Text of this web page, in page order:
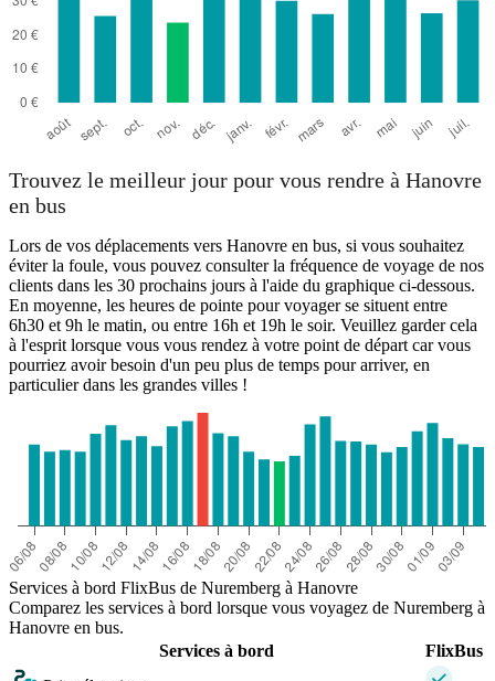
Trouvez le meilleur jour pour vous rendre à Hanovre
en bus
Lors de vos déplacements vers Hanovre en bus, si vous souhaitez
éviter la foule, vous pouvez consulter la fréquence de voyage de nos
clients dans les 30 prochains jours à l'aide du graphique ci-dessous.
En moyenne, les heures de pointe pour voyager se situent entre
6h30 et 9h le matin, ou entre 16h et 19h le soir. Veuillez garder cela
à l'esprit lorsque vous vous rendez à votre point de départ car vous
pourriez avoir besoin d'un peu plus de temps pour arriver, en
particulier dans les grandes villes !
Services à bord FlixBus de Nuremberg à Hanovre
Comparez les services à bord lorsque vous voyagez de Nuremberg à
Hanovre en bus.
Services à bord
FlixBus